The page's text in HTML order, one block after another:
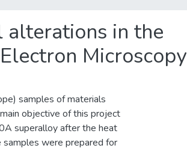
alterations in the
Microscopy
samples of materials
objective of this project
superalloy after the heat
were prepared for